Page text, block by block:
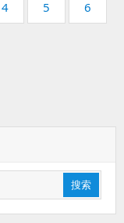
页
码：
4
页
码：
5
页
码：
6
搜索